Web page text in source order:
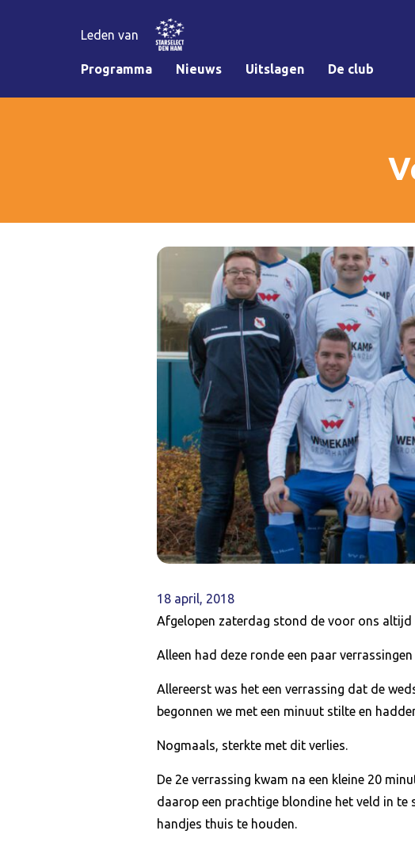
Leden van
Programma Nieuws Uitslagen De club
18 april, 2018
Afgelopen zaterdag stond de voor ons
Alleen had deze ronde een paar
Allereerst was het een verrassing dat de
begonnen we met een minuut stilte en
Nogmaals, sterkte met dit verlies.
De 2e verrassing kwam na een kleine 20
daarop een prachtige blondine het veld in te
handjes thuis te houden.